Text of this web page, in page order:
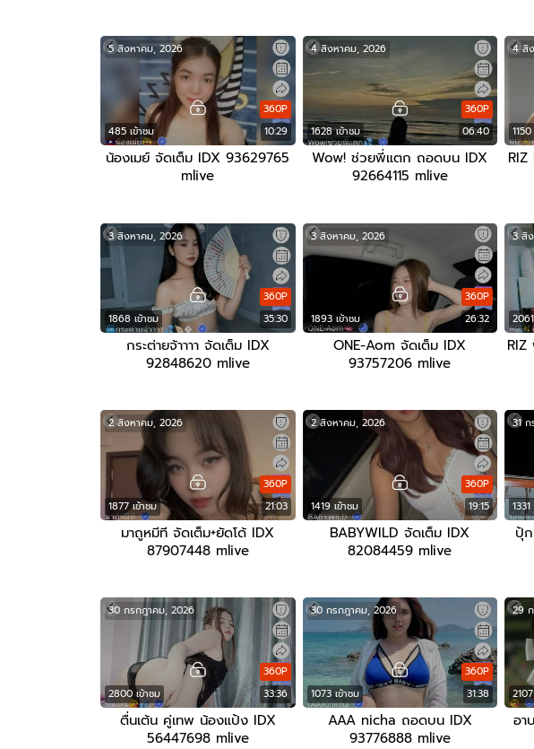
485 เข้าชม 10:29
360P
5 สิงหาคม, 2026
น้องเมย์ จัดเต็ม IDX 93629765
mlive
1628 เข้าชม 06:40
360P
4 สิงหาคม, 2026
Wow! ช่วยพี่แตก ถอดบน IDX
92664115 mlive
4 สิ
1868 เข้าชม 35:30
360P
3 สิงหาคม, 2026
กระต่ายจ้าาาา จัดเต็ม IDX
92848620 mlive
1893 เข้าชม 26:32
360P
3 สิงหาคม, 2026
ONE-Aom จัดเต็ม IDX
93757206 mlive
3 สิ
1877 เข้าชม 21:03
360P
2 สิงหาคม, 2026
มาถูหมีที จัดเต็ม+ยัดโด้ IDX
87907448 mlive
1419 เข้าชม 19:15
360P
2 สิงหาคม, 2026
BABYWILD จัดเต็ม IDX
82084459 mlive
31
ปุ้
2800 เข้าชม 33:36
360P
30 กรกฎาคม, 2026
ตื่นเต้น คู่เทพ น้องแป้ง IDX
56447698 mlive
1073 เข้าชม 31:38
360P
30 กรกฎาคม, 2026
AAA nicha ถอดบน IDX
93776888 mlive
29
อา